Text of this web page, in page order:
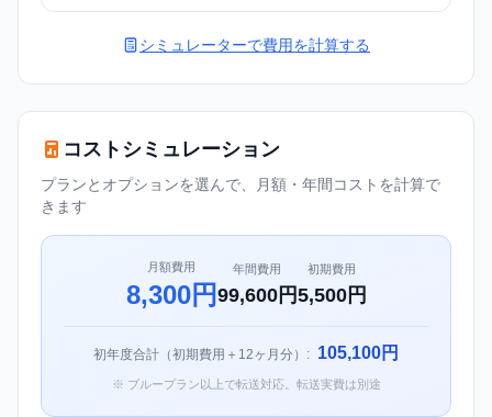
シミュレーターで費用を計算する
コストシミュレーション
プランとオプションを選んで、月額・年間コストを計算で
きます
月額費用
8,300円
年間費用
99,600円
初期費用
5,500円
初年度合計（初期費用＋12ヶ月分）: 105,100円
※ ブループラン以上で転送対応。転送実費は別途